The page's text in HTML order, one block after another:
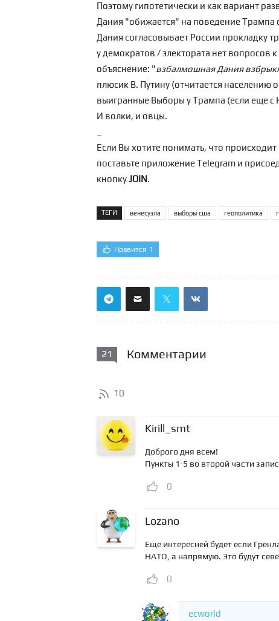
Поэтому гипотетически и как вариант
Дания "обижается" на поведение Трампа
Дания согласовывает России прокладку
у демократов / электората нет вопросов
объяснение: "взбалмошная Дания
плюсик В. Путину (отчитается
выигранные Выборы у Трампа (если еще с
И волки, и овцы.
Если Вы хотите понимать, что
поставьте приложение Telegram и
кнопкуJOIN.
ТЕГИ венесуэла выборы сша геополитика
Нравится 1
21 Комментарии
10
Kirill_smt
Доброго дня всем!
Пункты 1-5 во второй части
0
Lozano
Ещё интересней будет если
НАТО, а напрямую. Это будут
0
ecworld